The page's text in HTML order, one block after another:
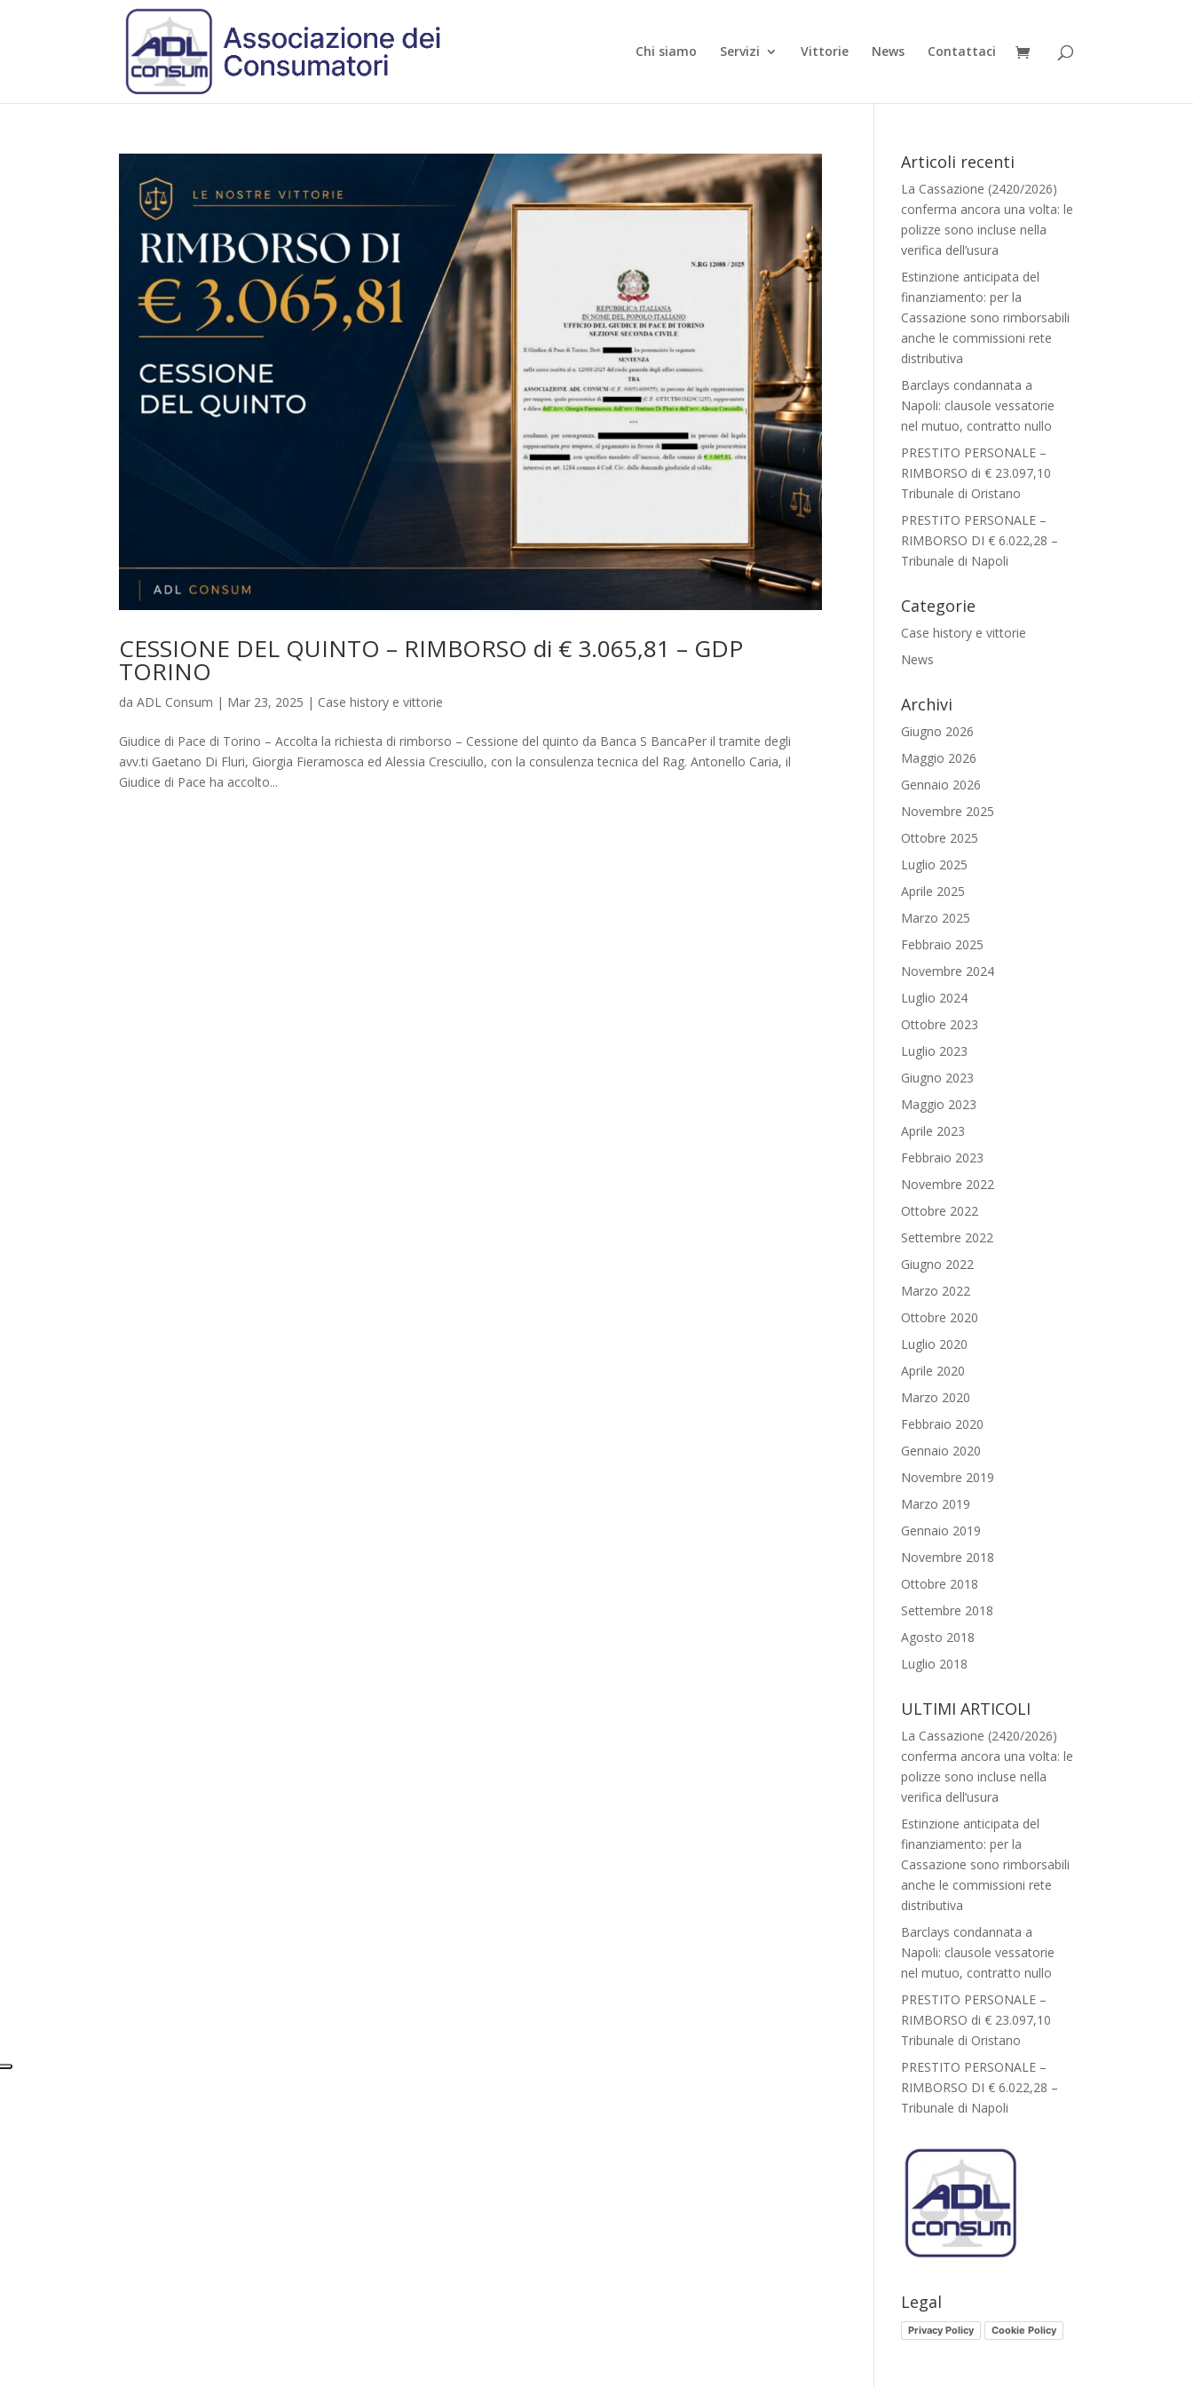
Chi siamo Servizi Vittorie News Contattaci
CESSIONE DEL QUINTO – RIMBORSO di € 3.065,81 – GDP
TORINO
daADL Consum | Mar 23, 2025 | Case history e vittorie
Giudice di Pace di Torino – Accolta la richiesta di rimborso – Cessione del quinto da Banca S BancaPer il tramite degli
avv.ti Gaetano Di Fluri, Giorgia Fieramosca ed Alessia Cresciullo, con la consulenza tecnica del Rag. Antonello Caria, il
Giudice di Pace ha accolto...
Articoli recenti
La Cassazione (2420/2026)
conferma ancora una volta: le
polizze sono incluse nella
verifica dell’usura
Estinzione anticipata del
finanziamento: per la
Cassazione sono rimborsabili
anche le commissioni rete
distributiva
Barclays condannata a
Napoli: clausole vessatorie
nel mutuo, contratto nullo
PRESTITO PERSONALE –
RIMBORSO di € 23.097,10
Tribunale di Oristano
PRESTITO PERSONALE –
RIMBORSO DI € 6.022,28 –
Tribunale di Napoli
Categorie
Case history e vittorie
News
Archivi
Giugno 2026
Maggio 2026
Gennaio 2026
Novembre 2025
Ottobre 2025
Luglio 2025
Aprile 2025
Marzo 2025
Febbraio 2025
Novembre 2024
Luglio 2024
Ottobre 2023
Luglio 2023
Giugno 2023
Maggio 2023
Aprile 2023
Febbraio 2023
Novembre 2022
Ottobre 2022
Settembre 2022
Giugno 2022
Marzo 2022
Ottobre 2020
Luglio 2020
Aprile 2020
Marzo 2020
Febbraio 2020
Gennaio 2020
Novembre 2019
Marzo 2019
Gennaio 2019
Novembre 2018
Ottobre 2018
Settembre 2018
Agosto 2018
Luglio 2018
ULTIMI ARTICOLI
La Cassazione (2420/2026)
conferma ancora una volta: le
polizze sono incluse nella
verifica dell’usura
Estinzione anticipata del
finanziamento: per la
Cassazione sono rimborsabili
anche le commissioni rete
distributiva
Barclays condannata a
Napoli: clausole vessatorie
nel mutuo, contratto nullo
PRESTITO PERSONALE –
RIMBORSO di € 23.097,10
Tribunale di Oristano
PRESTITO PERSONALE –
RIMBORSO DI € 6.022,28 –
Tribunale di Napoli
Legal
Privacy Policy Cookie Policy